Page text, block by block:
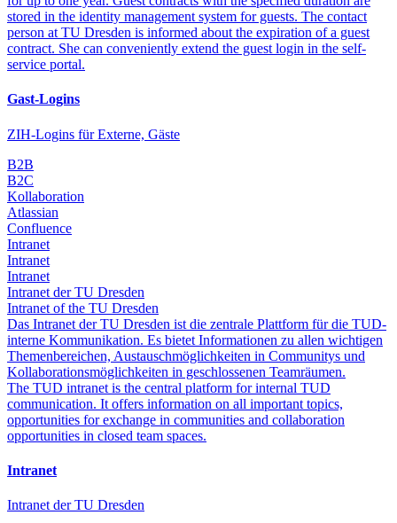
stored in the identity management system for guests. The contact
person at TU Dresden is informed about the expiration of a guest
contract. She can conveniently extend the guest login in the self-
service portal.
Gast-Logins
ZIH-Logins für Externe, Gäste
B2B
B2C
Kollaboration
Atlassian
Confluence
Intranet
Intranet
Intranet
Intranet der TU Dresden
Intranet of the TU Dresden
Das Intranet der TU Dresden ist die zentrale Plattform für die TUD-
interne Kommunikation. Es bietet Informationen zu allen wichtigen
Themenbereichen, Austauschmöglichkeiten in Communitys und
Kollaborationsmöglichkeiten in geschlossenen Teamräumen.
The TUD intranet is the central platform for internal TUD
communication. It offers information on all important topics,
opportunities for exchange in communities and collaboration
opportunities in closed team spaces.
Intranet
Intranet der TU Dresden